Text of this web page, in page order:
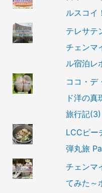
ルスコイ
テレサテ
チェンマ
ル宿泊レ
ココ・デ
ド洋の
旅行記(3)
LCCピー
弾丸旅
チェンマ
てみた～